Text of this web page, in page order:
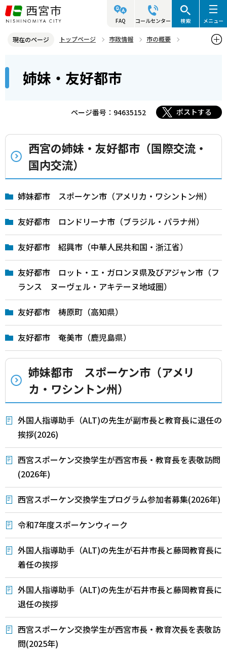
こ
の
ジ
先
す
FAQ コールセンター 検索 メニュー
現在のページ トップページ 市政情報
市の概要
こ
ら
姉妹・友好都市
ページ番号：94635152 ポストする
西宮の姉妹・友好都市（国際交流・
国内交流）
姉妹都市 スポーケン市（アメリカ・ワシントン州）
友好都市 ロンドリーナ市（ブラジル・パラナ州）
友好都市 紹興市（中華人民共和国・浙江省）
友好都市 ロット・エ・ガロンヌ県及びアジャン市（フ
ランス ヌーヴェル・アキテーヌ地域圏）
友好都市 梼原町（高知県）
友好都市 奄美市（鹿児島県）
姉妹都市 スポーケン市（アメリ
カ・ワシントン州）
外国人指導助手（ALT)の先生が副市長と教育長に退任の
挨拶(2026)
西宮スポーケン交換学生が西宮市長・教育長を表敬訪問
(2026年)
西宮スポーケン交換学生プログラム参加者募集(2026年)
令和7年度スポーケンウィーク
外国人指導助手（ALT)の先生が石井市長と藤岡教育長に
着任の挨拶
外国人指導助手（ALT)の先生が石井市長と藤岡教育長に
退任の挨拶
西宮スポーケン交換学生が西宮市長・教育次長を表敬訪
問(2025年)